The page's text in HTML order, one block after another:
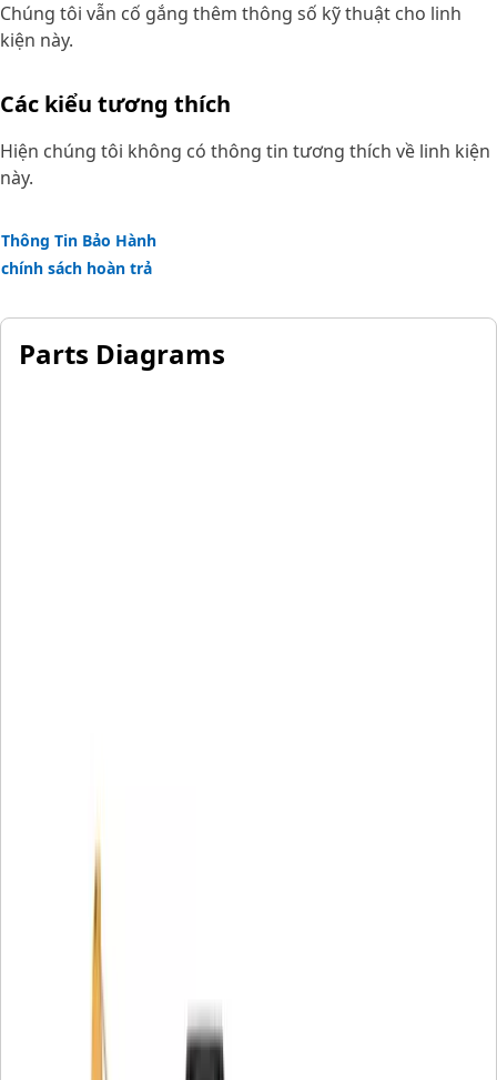
Chúng tôi vẫn cố gắng thêm thông số kỹ thuật cho linh
kiện này.
Các kiểu tương thích
Hiện chúng tôi không có thông tin tương thích về linh kiện
này.
Thông Tin Bảo Hành
chính sách hoàn trả
Parts Diagrams